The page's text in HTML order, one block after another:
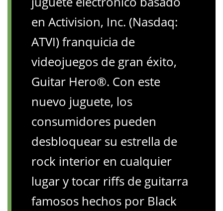
en Activision, Inc. (Nasdaq:
ATVI) franquicia de
videojuegos de gran éxito,
Guitar Hero®. Con este
nuevo juguete, los
consumidores pueden
desbloquear su estrella de
rock interior en cualquier
lugar y tocar riffs de guitarra
famosos hechos por Black